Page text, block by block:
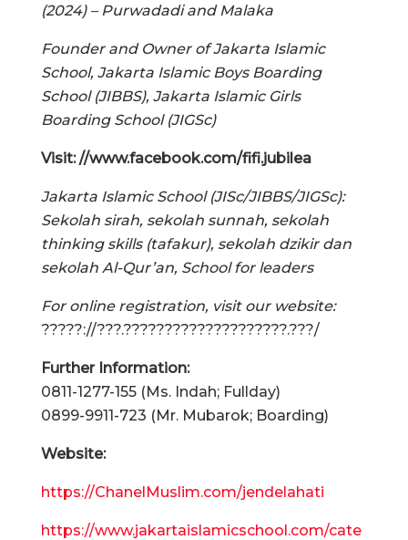
(2024) – Purwadadi and Malaka
Founder and Owner of Jakarta Islamic
School, Jakarta Islamic Boys Boarding
School (JIBBS), Jakarta Islamic Girls
Boarding School (JIGSc)
Visit: //www.facebook.com/fifi.jubilea
Jakarta Islamic School (JISc/JIBBS/JIGSc):
Sekolah sirah, sekolah sunnah, sekolah
thinking skills (tafakur), sekolah dzikir dan
sekolah Al-Qur’an, School for leaders
For online registration, visit our website:
?????://???.????????????????????.???/
Further Information:
0811-1277-155 (Ms. Indah; Fullday)
0899-9911-723 (Mr. Mubarok; Boarding)
Website:
https://ChanelMuslim.com/jendelahati
https://www.jakartaislamicschool.com/cate